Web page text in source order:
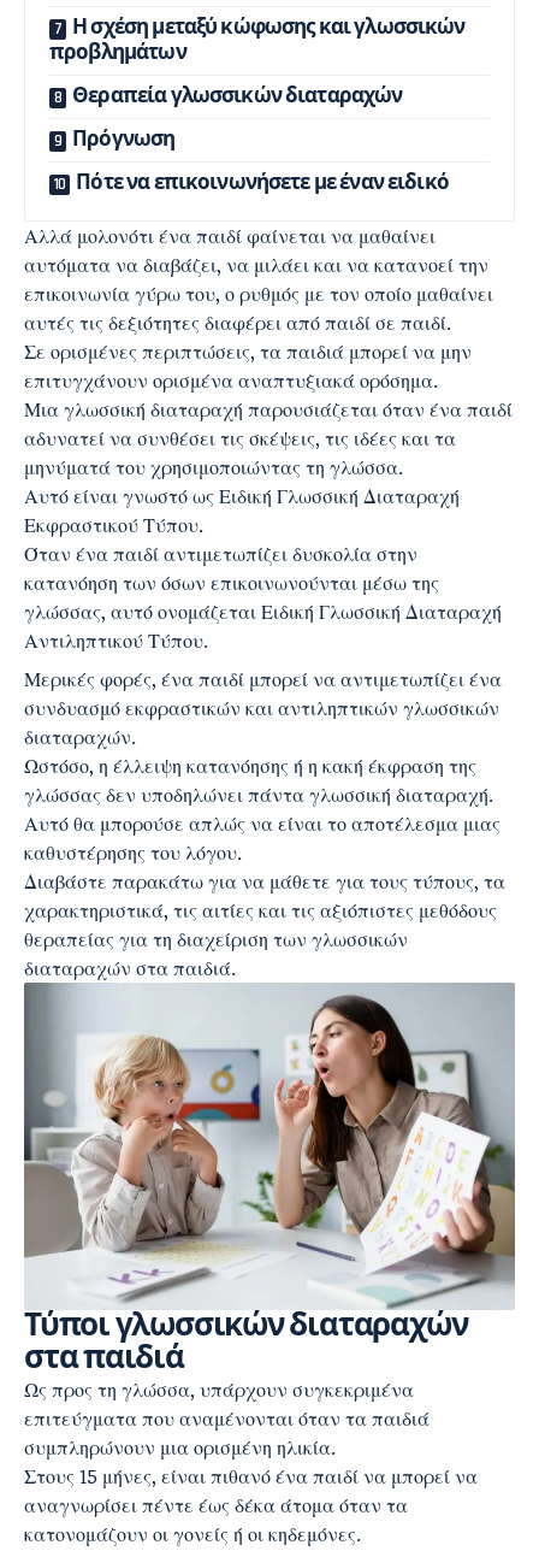
Η σχέση μεταξύ κώφωσης και γλωσσικών
προβλημάτων
Θεραπεία γλωσσικών διαταραχών
Πρόγνωση
Πότε να επικοινωνήσετε με έναν ειδικό
Αλλά μολονότι ένα παιδί φαίνεται να μαθαίνει
αυτόματα να διαβάζει, να μιλάει και να κατανοεί την
επικοινωνία γύρω του, ο ρυθμός με τον οποίο μαθαίνει
αυτές τις δεξιότητες διαφέρει από παιδί σε παιδί.
Σε ορισμένες περιπτώσεις, τα παιδιά μπορεί να μην
επιτυγχάνουν ορισμένα αναπτυξιακά ορόσημα.
Μια γλωσσική διαταραχή παρουσιάζεται όταν ένα παιδί
αδυνατεί να συνθέσει τις σκέψεις, τις ιδέες και τα
μηνύματά του χρησιμοποιώντας τη γλώσσα.
Αυτό είναι γνωστό ως Ειδική Γλωσσική Διαταραχή
Εκφραστικού Τύπου.
Όταν ένα παιδί αντιμετωπίζει δυσκολία στην
κατανόηση των όσων επικοινωνούνται μέσω της
γλώσσας, αυτό ονομάζεται Ειδική Γλωσσική Διαταραχή
Αντιληπτικού Τύπου.
Μερικές φορές, ένα παιδί μπορεί να αντιμετωπίζει ένα
συνδυασμό εκφραστικών και αντιληπτικών γλωσσικών
διαταραχών.
Ωστόσο, η έλλειψη κατανόησης ή η κακή έκφραση της
γλώσσας δεν υποδηλώνει πάντα γλωσσική διαταραχή.
Αυτό θα μπορούσε απλώς να είναι το αποτέλεσμα μιας
καθυστέρησης του λόγου.
Διαβάστε παρακάτω για να μάθετε για τους τύπους, τα
χαρακτηριστικά, τις αιτίες και τις αξιόπιστες μεθόδους
θεραπείας για τη διαχείριση των γλωσσικών
διαταραχών στα παιδιά.
Τύποι γλωσσικών διαταραχών
στα παιδιά
Ως προς τη γλώσσα, υπάρχουν συγκεκριμένα
επιτεύγματα που αναμένονται όταν τα παιδιά
συμπληρώνουν μια ορισμένη ηλικία.
Στους 15 μήνες, είναι πιθανό ένα παιδί να μπορεί να
αναγνωρίσει πέντε έως δέκα άτομα όταν τα
κατονομάζουν οι γονείς ή οι κηδεμόνες.